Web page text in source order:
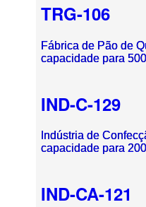
TRG-106
Fábrica de Pão de
capacidade para
IND-C-129
Indústria de
capacidade para
IND-CA-121